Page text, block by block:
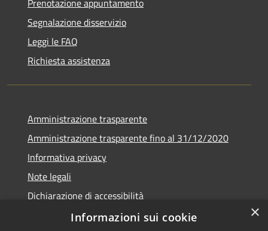
Segnalazione disservizio
Leggi le FAQ
Richiesta assistenza
Amministrazione trasparente
Amministrazione trasparente fino al 31/12/2020
Informativa privacy
Note legali
Dichiarazione di accessibilità
×
Informazioni sui cookie